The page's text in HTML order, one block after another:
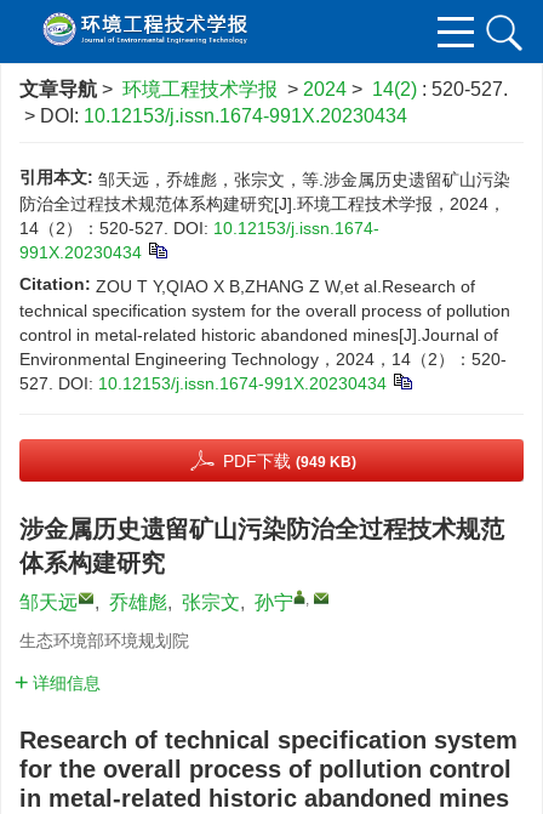
文章导航 > 环境工程技术学报 > 2024 > 14(2) : 520-527.
> DOI: 10.12153/j.issn.1674-991X.20230434
引用本文: 邹天远，乔雄彪，张宗文，等.涉金属历史遗留矿山污染
防治全过程技术规范体系构建研究[J].环境工程技术学报，2024，
14（2）：520-527.
DOI: 10.12153/j.issn.1674-
991X.20230434
Citation: ZOU T Y,QIAO X B,ZHANG Z W,et al.Research of
technical specification system for the overall process of pollution
control in metal-related historic abandoned mines[J].Journal of
Environmental Engineering Technology，2024，14（2）：520-
527.
DOI: 10.12153/j.issn.1674-991X.20230434
PDF下载 (949 KB)
涉金属历史遗留矿山污染防治全过程技术规范
体系构建研究
邹天远 , 乔雄彪, 张宗文, 孙宁 ,
生态环境部环境规划院
详细信息
Research of technical specification system
for the overall process of pollution control
in metal-related historic abandoned mines